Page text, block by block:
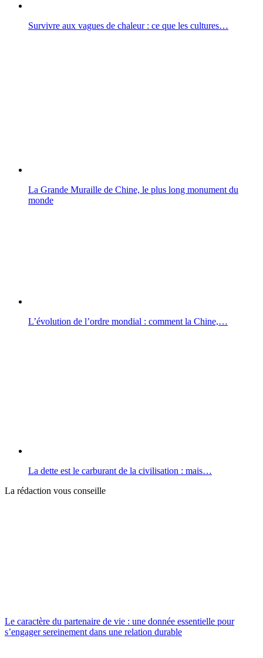
Survivre aux vagues de chaleur : ce que les cultures…
La Grande Muraille de Chine, le plus long monument du
monde
L’évolution de l’ordre mondial : comment la Chine,…
La dette est le carburant de la civilisation : mais…
La rédaction vous conseille
Le caractère du partenaire de vie : une donnée essentielle pour
s’engager sereinement dans une relation durable